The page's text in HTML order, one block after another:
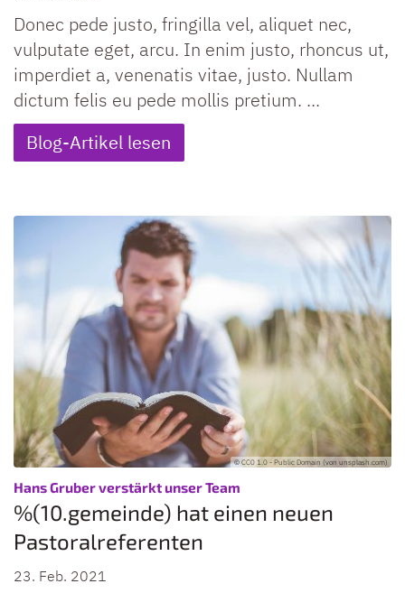
Donec pede justo, fringilla vel, aliquet nec,
vulputate eget, arcu. In enim justo, rhoncus ut,
imperdiet a, venenatis vitae, justo. Nullam
dictum felis eu pede mollis pretium. ...
Blog-Artikel lesen
© CC0 1.0 - Public Domain (von unsplash.com)
Hans Gruber verstärkt unser Team
%(10.gemeinde) hat einen neuen
Pastoralreferenten
23. Feb. 2021